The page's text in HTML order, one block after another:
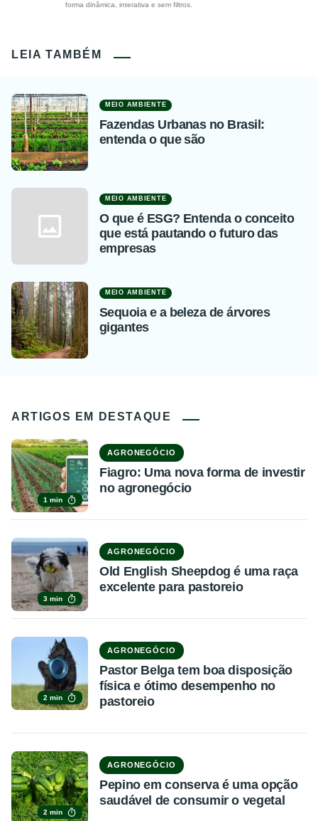
forma dinâmica, interativa e sem filtros.
LEIA TAMBÉM
MEIO AMBIENTE
Fazendas Urbanas no Brasil:
entenda o que são
MEIO AMBIENTE
O que é ESG? Entenda o conceito
que está pautando o futuro das
empresas
MEIO AMBIENTE
Sequoia e a beleza de árvores
gigantes
ARTIGOS EM DESTAQUE
1 min
AGRONEGÓCIO
Fiagro: Uma nova forma de investir
no agronegócio
3 min
AGRONEGÓCIO
Old English Sheepdog é uma raça
excelente para pastoreio
2 min
AGRONEGÓCIO
Pastor Belga tem boa disposição
física e ótimo desempenho no
pastoreio
2 min
AGRONEGÓCIO
Pepino em conserva é uma opção
saudável de consumir o vegetal